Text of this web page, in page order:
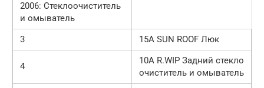
2006: Стеклоочиститель
и омыватель
3
15А SUN ROOF Люк
4
10А R.WIP Задний стекло
очиститель и омыватель